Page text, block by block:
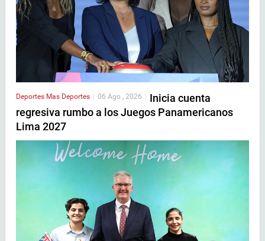
Deportes Mas Deportes 06 Ago , 2026
Inicia cuenta
regresiva rumbo a los Juegos Panamericanos
Lima 2027